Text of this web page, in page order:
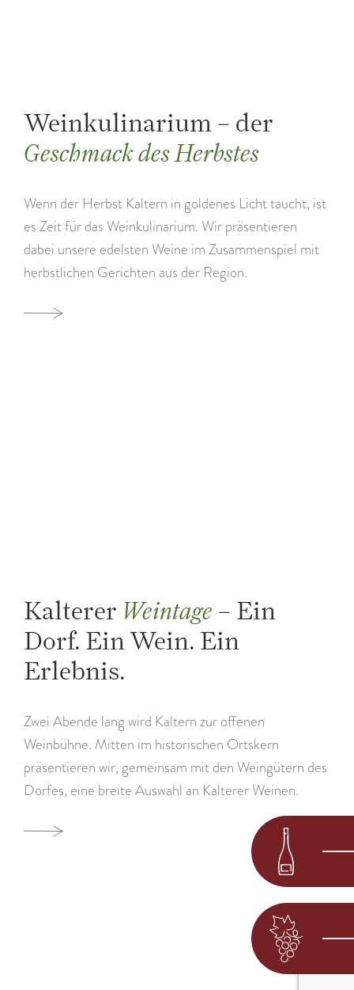
Weinkulinarium – der
Geschmack des Herbstes
Wenn der Herbst Kaltern in goldenes Licht taucht, ist
es Zeit für das Weinkulinarium. Wir präsentieren
dabei unsere edelsten Weine im Zusammenspiel mit
herbstlichen Gerichten aus der Region.
Kalterer Weintage – Ein
Dorf. Ein Wein. Ein
Erlebnis.
Zwei Abende lang wird Kaltern zur offenen
Weinbühne. Mitten im historischen Ortskern
präsentieren wir, gemeinsam mit den Weingütern des
Dorfes, eine breite Auswahl an Kalterer Weinen.